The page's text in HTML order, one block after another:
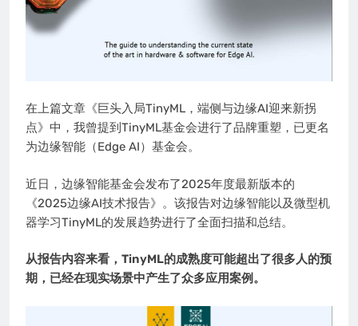
在上篇文章《巨头入局TinyML，端侧与边缘AI迎来新拐
点》中，我曾提到TinyML基金会进行了品牌重塑，已更名
为边缘智能（Edge AI）基金会。
近日，边缘智能基金会发布了2025年度最新版本的
《2025边缘AI技术报告》。该报告对边缘智能以及微型机
器学习TinyML的发展趋势进行了全面扫描和总结。
从报告内容来看，TinyML的成熟度可能超出了很多人的预
期，已经在现实场景中产生了众多应用案例。